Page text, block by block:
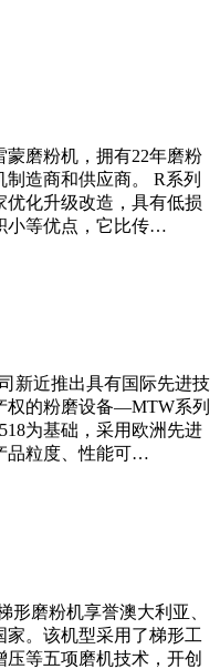
磨粉机，拥有22年磨粉
造商和供应商。 R系列
化升级改造，具有低损
小等优点，它比传…
新近推出具有国际先进技
权的粉磨设备—MTW系列
为基础，采用欧洲先进
品粒度、性能可…
形磨粉机享誉澳大利亚、
家。该机型采用了梯形工
等五项磨机技术，开创